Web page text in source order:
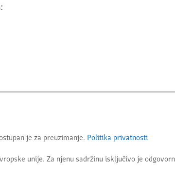
je za preuzimanje. Politika privatnosti
unije. Za njenu sadržinu isključivo je